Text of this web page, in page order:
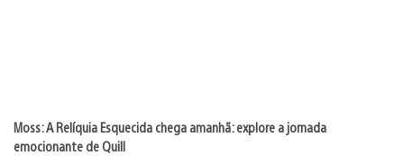
Moss: A Relíquia Esquecida chega amanhã: explore a jornada
emocionante de Quill